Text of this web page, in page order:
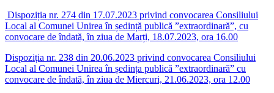
Dispoziția nr. 274 din 17.07.2023 privind convocarea Consiliului
Local al Comunei Unirea în ședință publică ”extraordinară”, cu
convocare de îndată, în ziua de Marți, 18.07.2023, ora 16.00
Dispoziția nr. 238 din 20.06.2023 privind convocarea Consiliului
Local al Comunei Unirea în ședința publică ”extraordinară” cu
convocare de îndată, în ziua de Miercuri, 21.06.2023, ora 12.00